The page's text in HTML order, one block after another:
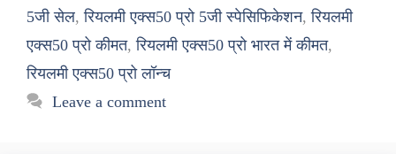
5जी सेल,रियलमी एक्स50 प्रो 5जी स्पेसिफिकेशन,रियलमी
एक्स50 प्रो कीमत,रियलमी एक्स50 प्रो भारत में कीमत,
रियलमी एक्स50 प्रो लॉन्च
Leave a comment